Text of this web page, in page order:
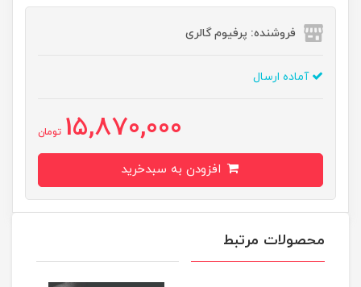
فروشنده: پرفیوم گالری
آماده ارسال
15,870,000 تومان
محصولات مرتبط